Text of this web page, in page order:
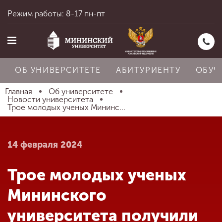
Главная
Абитуриенту
Режим работы: 8-17 пн-пт
ОБ УНИВЕРСИТЕТЕ АБИТУРИЕНТУ
Главная
Об университете
Новости университета
Трое молодых ученых Мининс...
14 февраля 2024
Трое молодых ученых
Мининского
университета получили